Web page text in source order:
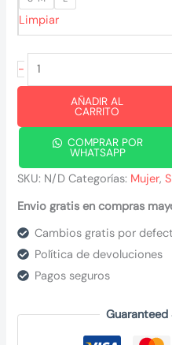
Limpiar
-
Short
Colombia
cantidadAÑADIR AL
CARRITO
COMPRAR POR
WHATSAPP
SKU: N/D Categorías: Mujer,
Envio gratis en compras
Cambios gratis por
Política de devoluciones
Pagos seguros
Guaranteed